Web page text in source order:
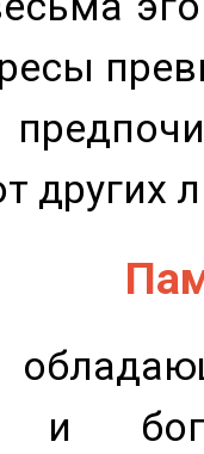
других
и